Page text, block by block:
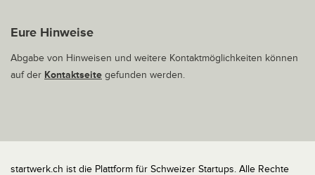
Eure Hinweise
Abgabe von Hinweisen und weitere Kontaktmöglichkeiten können
auf der Kontaktseite gefunden werden.
startwerk.ch ist die Plattform für Schweizer Startups. Alle Rechte